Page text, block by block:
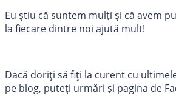
Eu știu că suntem mulți și că avem
la fiecare dintre noi ajută mult!
Dacă doriți să fiți la curent cu
pe blog, puteți urmări și pagina de